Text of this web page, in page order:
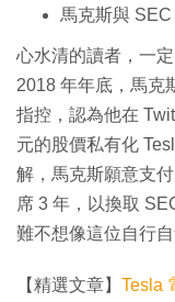
馬克斯與
心水清的讀者，一
2018 年年底，馬克
指控，認為他在
元的股價私有化
解，馬克斯願意支
席 3 年，以換取
難不想像這位自行
【精選文章】 Tesla